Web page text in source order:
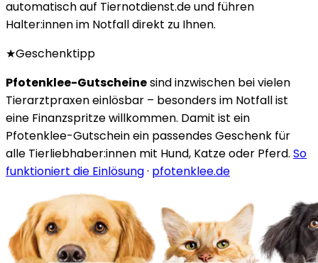
automatisch auf Tiernotdienst.de und führen
Halter:innen im Notfall direkt zu Ihnen.
★Geschenktipp
Pfotenklee-Gutscheinesind inzwischen bei vielen
Tierarztpraxen einlösbar – besonders im Notfall ist
eine Finanzspritze willkommen. Damit ist ein
Pfotenklee-Gutschein ein passendes Geschenk für
alle Tierliebhaber:innen mit Hund, Katze oder Pferd. So
funktioniert die Einlösung· pfotenklee.de